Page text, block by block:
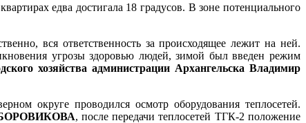
едва достигала 18 градусов. В зоне потенциального
вся ответственность за происходящее лежит на ней.
угрозы здоровью людей, зимой был введен режим
хозяйства администрации Архангельска Владимир
округе проводился осмотр оборудования теплосетей.
БОРОВИКОВА, после передачи теплосетей ТГК-2 положение